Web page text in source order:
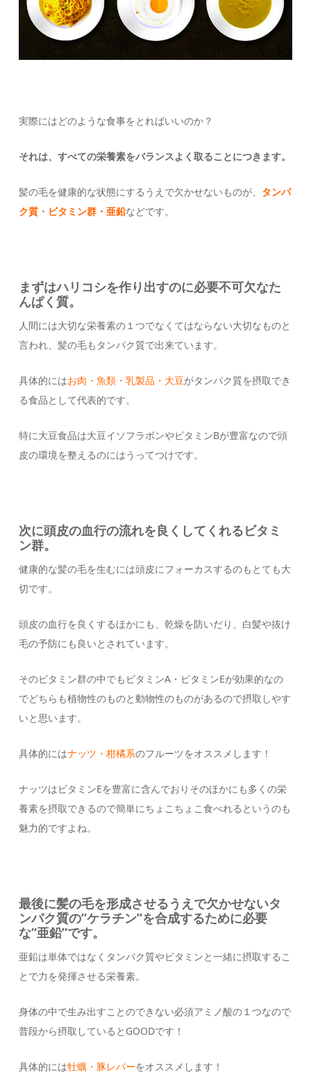
実際にはどのような食事をとればいいのか？
それは、すべての栄養素をバランスよく取ることにつきます。
髪の毛を健康的な状態にするうえで欠かせないものが、 タンパ
ク質・ビタミン群・亜鉛などです。
まずはハリコシを作り出すのに必要不可欠なた
んぱく質。
人間には大切な栄養素の１つでなくてはならない大切なものと
言われ、髪の毛もタンパク質で出来ています。
具体的にはお肉・魚類・乳製品・大豆がタンパク質を摂取でき
る食品として代表的です。
特に大豆食品は大豆イソフラボンやビタミンBが豊富なので頭
皮の環境を整えるのにはうってつけです。
次に頭皮の血行の流れを良くしてくれるビタミ
ン群。
健康的な髪の毛を生むには頭皮にフォーカスするのもとても大
切です。
頭皮の血行を良くするほかにも、乾燥を防いだり、白髪や抜け
毛の予防にも良いとされています。
そのビタミン群の中でもビタミンA・ビタミンEが効果的なの
でどちらも植物性のものと動物性のものがあるので摂取しやす
いと思います。
具体的にはナッツ・柑橘系のフルーツをオススメします！
ナッツはビタミンEを豊富に含んでおりそのほかにも多くの栄
養素を摂取できるので簡単にちょこちょこ食べれるというのも
魅力的ですよね。
最後に髪の毛を形成させるうえで欠かせないタ
ンパク質の”ケラチン”を合成するために必要
な”亜鉛”です。
亜鉛は単体ではなくタンパク質やビタミンと一緒に摂取するこ
とで力を発揮させる栄養素。
身体の中で生み出すことのできない必須アミノ酸の１つなので
普段から摂取しているとGOODです！
具体的には牡蠣・豚レバーをオススメします！